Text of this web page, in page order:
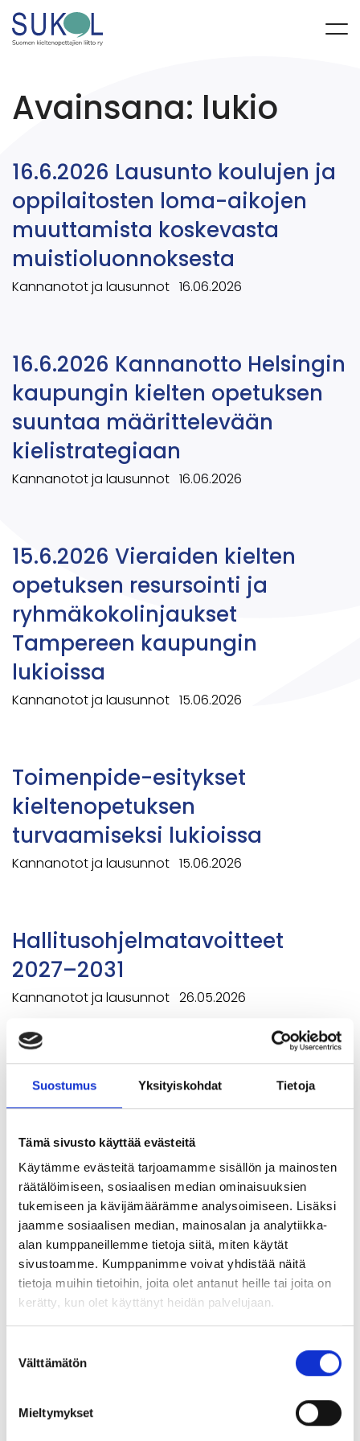
Suostumus Yksityiskohdat Tietoja
Tämä sivusto käyttää evästeitä
Käytämme evästeitä tarjoamamme sisällön ja mainosten
räätälöimiseen, sosiaalisen median ominaisuuksien
tukemiseen ja kävijämäärämme analysoimiseen. Lisäksi
jaamme sosiaalisen median, mainosalan ja analytiikka-
alan kumppaneillemme tietoja siitä, miten käytät
sivustoamme. Kumppanimme voivat yhdistää näitä
tietoja muihin tietoihin, joita olet antanut heille tai joita on
kerätty, kun olet käyttänyt heidän palvelujaan.
valinta
Välttämätön
Mieltymykset
Avainsana: lukio
16.6.2026 Lausunto koulujen ja
oppilaitosten loma-aikojen
muuttamista koskevasta
muistioluonnoksesta
Kannanotot ja lausunnot 16.06.2026
16.6.2026 Kannanotto Helsingin
kaupungin kielten opetuksen
suuntaa määrittelevään
kielistrategiaan
Kannanotot ja lausunnot 16.06.2026
15.6.2026 Vieraiden kielten
opetuksen resursointi ja
ryhmäkokolinjaukset
Tampereen kaupungin
lukioissa
Kannanotot ja lausunnot 15.06.2026
Toimenpide-esitykset
kieltenopetuksen
turvaamiseksi lukioissa
Kannanotot ja lausunnot 15.06.2026
Hallitusohjelmatavoitteet
2027–2031
Kannanotot ja lausunnot 26.05.2026
Tilastotietoa
ylioppilaskokeisiin
ilmoittautuneista
Uutiset 09.02.2026
Todistusvalinta 2026
Uutiset 02.02.2026
26.1.2026 Helsingin kaupungille
lukion lyhyistä kielistä